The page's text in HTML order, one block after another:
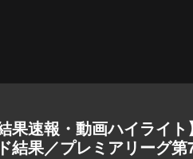
結果速報・動画ハイライ
結果／プレミアリーグ第